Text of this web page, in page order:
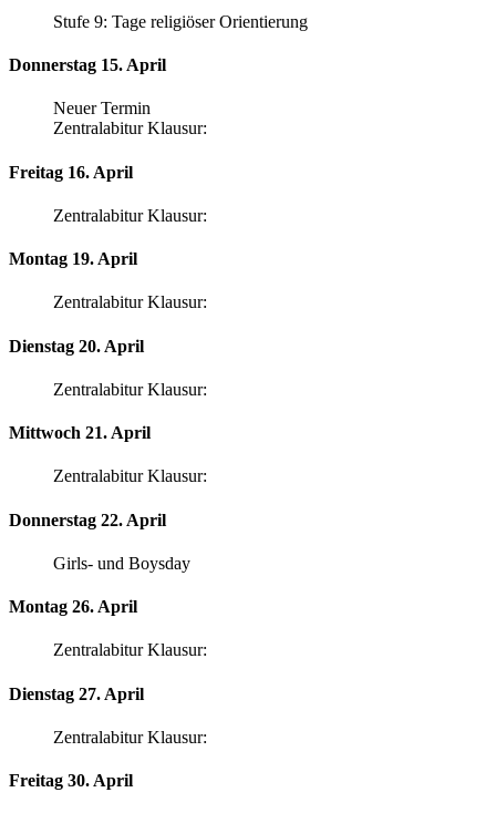
Stufe 9: Tage religiöser Orientierung
Donnerstag 15. April
Neuer Termin
Zentralabitur Klausur:
Freitag 16. April
Zentralabitur Klausur:
Montag 19. April
Zentralabitur Klausur:
Dienstag 20. April
Zentralabitur Klausur:
Mittwoch 21. April
Zentralabitur Klausur:
Donnerstag 22. April
Girls- und Boysday
Montag 26. April
Zentralabitur Klausur:
Dienstag 27. April
Zentralabitur Klausur:
Freitag 30. April